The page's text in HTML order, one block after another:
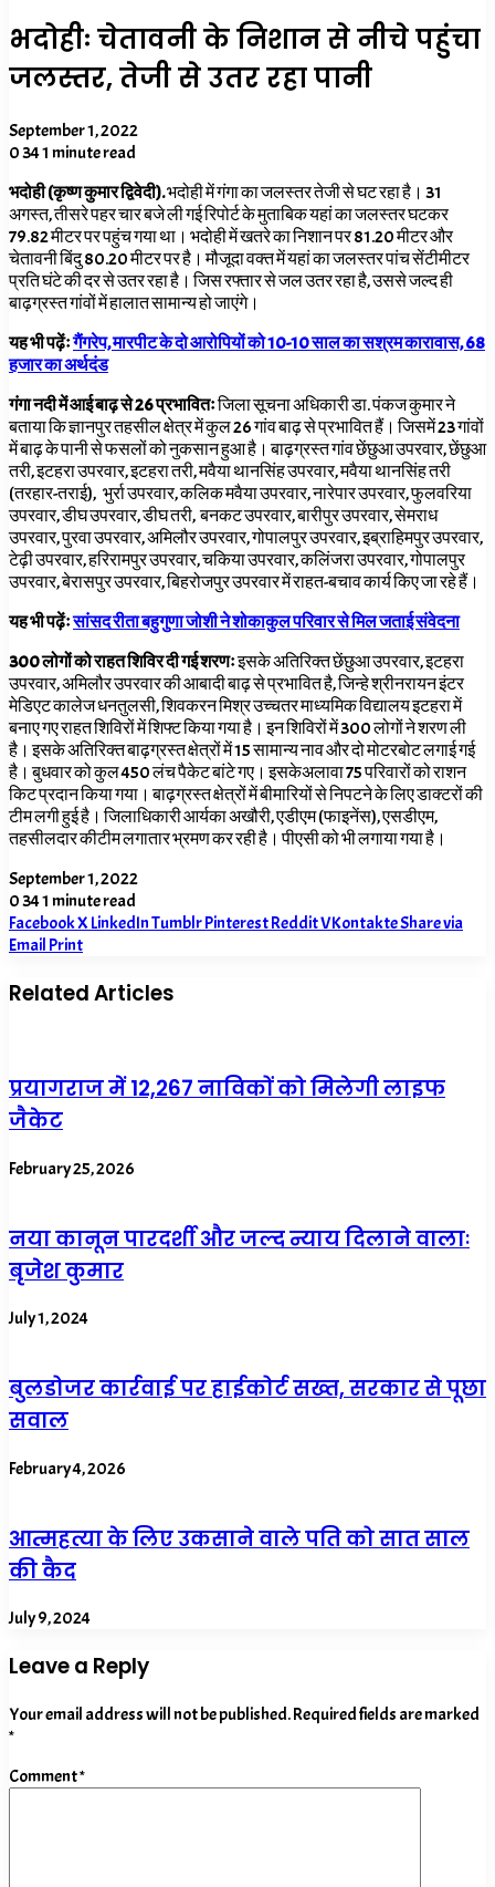
भदोहीः चेतावनी के निशान से नीचे पहुंचा
जलस्तर, तेजी से उतर रहा पानी
September 1, 2022
0341 minute read
भदोही (कृष्ण कुमार द्विवेदी).भदोही में गंगा का जलस्तर तेजी से घट रहा है। 31
अगस्त, तीसरे पहर चार बजे ली गई रिपोर्ट के मुताबिक यहां का जलस्तर घटकर
79.82 मीटर पर पहुंच गया था। भदोही में खतरे का निशान पर 81.20 मीटर और
चेतावनी बिंदु 80.20 मीटर पर है। मौजूदा वक्त में यहां का जलस्तर पांच सेंटीमीटर
प्रति घंटे की दर से उतर रहा है। जिस रफ्तार से जल उतर रहा है, उससे जल्द ही
बाढ़ग्रस्त गांवों में हालात सामान्य हो जाएंगे।
यह भी पढ़ेंःगैंगरेप, मारपीट के दो आरोपियों को 10-10 साल का सश्रम कारावास, 68
हजार का अर्थदंड
गंगा नदी में आई बाढ़ से 26 प्रभावितःजिला सूचना अधिकारी डा. पंकज कुमार ने
बताया कि ज्ञानपुर तहसील क्षेत्र में कुल 26 गांव बाढ़ से प्रभावित हैं। जिसमें 23 गांवों
में बाढ़ के पानी से फसलों को नुकसान हुआ है। बाढ़ग्रस्त गांव छेंछुआ उपरवार,छेंछुआ
तरी,इटहरा उपरवार,इटहरा तरी,मवैया थानसिंह उपरवार,मवैया थानसिंह तरी
(तरहार-तराई), भुर्रा उपरवार,कलिक मवैया उपरवार,नारेपार उपरवार,फुलवरिया
उपरवार,डीघ उपरवार,डीघ तरी,बनकट उपरवार,बारीपुर उपरवार,सेमराध
उपरवार,पुरवा उपरवार,अमिलौर उपरवार,गोपालपुर उपरवार,इब्राहिमपुर उपरवार,
टेढ़ी उपरवार,हरिरामपुर उपरवार,चकिया उपरवार,कलिंजरा उपरवार,गोपालपुर
उपरवार,बेरासपुर उपरवार,बिहरोजपुर उपरवार में राहत-बचाव कार्य किए जा रहे हैं।
यह भी पढ़ेंःसांसद रीता बहुगुणा जोशी ने शोकाकुल परिवार से मिल जताई संवेदना
300 लोगों को राहत शिविर दी गई शरणःइसके अतिरिक्त छेंछुआ उपरवार,इटहरा
उपरवार,अमिलौर उपरवार की आबादी बाढ़ से प्रभावित है, जिन्हे श्रीनरायन इंटर
मेडिएट कालेज धनतुलसी,शिवकरन मिश्र उच्चतर माध्यमिक विद्यालय इटहरा में
बनाए गए राहत शिविरों में शिफ्ट किया गया है। इन शिविरों में300लोगों ने शरण ली
है। इसके अतिरिक्त बाढ़ग्रस्त क्षेत्रों में 15 सामान्य नाव और दो मोटरबोट लगाई गई
है। बुधवार को कुल 450 लंच पैकेट बांटे गए। इसकेअलावा 75 परिवारों को राशन
किट प्रदान किया गया। बाढ़ग्रस्त क्षेत्रों में बीमारियों से निपटने के लिए डाक्टरों की
टीम लगी हुई है। जिलाधिकारी आर्यका अखौरी, एडीएम (फाइनेंस), एसडीएम,
तहसीलदार कीटीम लगातार भ्रमण कर रही है। पीएसी को भी लगाया गया है।
September 1, 2022
0341 minute read
FacebookXLinkedInTumblrPinterestRedditVKontakteShare via
Email Print
Related Articles
प्रयागराज में 12,267 नाविकों को मिलेगी लाइफ
जैकेट
February 25, 2026
नया कानून पारदर्शी और जल्द न्याय दिलाने वालाः
बृजेश कुमार
July 1, 2024
बुलडोजर कार्रवाई पर हाईकोर्ट सख्त, सरकार से पूछा
सवाल
February 4, 2026
आत्महत्या के लिए उकसाने वाले पति को सात साल
की कैद
July 9, 2024
Leave a Reply
Your email address will not be published.Required fields are marked
*
Comment*